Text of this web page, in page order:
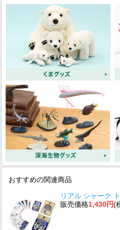
おすすめの関連商品
リアル シャーク
販売価格1,430円(